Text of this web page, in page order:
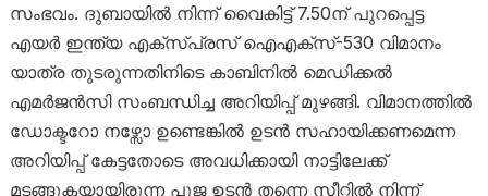
സംഭവം. ദുബായിൽ നിന്ന് വൈകിട്ട് 7.50ന് പുറപ്പെട്ട
എയർ ഇന്ത്യ എക്സ്പ്രസ് ഐഎക്സ്-530 വിമാനം
യാത്ര തുടരുന്നതിനിടെ കാബിനിൽ മെഡിക്കൽ
എമർജൻസി സംബന്ധിച്ച അറിയിപ്പ് മുഴങ്ങി. വിമാനത്തിൽ
ഡോക്ടറോ നഴ്സോ ഉണ്ടെങ്കിൽ ഉടൻ സഹായിക്കണമെന്ന
അറിയിപ്പ് കേട്ടതോടെ അവധിക്കായി നാട്ടിലേക്ക്
മടങ്ങുകയായിരുന്ന പൂജ ഉടൻ തന്നെ സീറ്റിൽ നിന്ന്